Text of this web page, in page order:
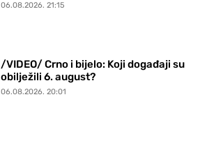
06.08.2026. 21:15
/VIDEO/ Crno i bijelo: Koji događaji su
obilježili 6. august?
06.08.2026. 20:01